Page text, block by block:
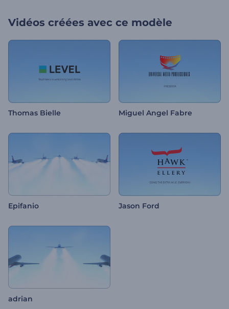
Vidéos créées avec ce modèle
Thomas Bielle Miguel Angel Fabre
Epifanio Jason Ford
adrian